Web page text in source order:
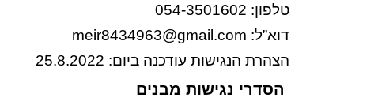
טלפון: 054-3501602
דוא”ל: meir8434963@gmail.com
הצהרת הנגישות עודכנה ביום: 25.8.2022
הסדרי נגישות מבנים